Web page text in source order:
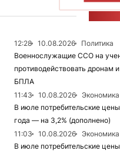
12:28 10.08.2026
Политика
Военнослужащие ССО на
противодействовать дронам
БПЛА
11:43
10.08.2026
Экономика
В июле потребительские
года — на 3,2% (дополнено)
11:03
10.08.2026
Экономика
В июле потребительские